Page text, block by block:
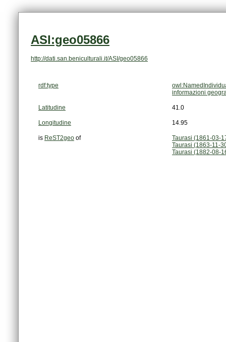
ASI:geo05866
http://dati.san.beniculturali.it/ASI/geo05866
rdf:type
informazioni
Latitudine 41.0
Longitudine 14.95
is ReST2geo of
Taurasi (1861-03-
Taurasi (1863-11-
Taurasi (1882-08-